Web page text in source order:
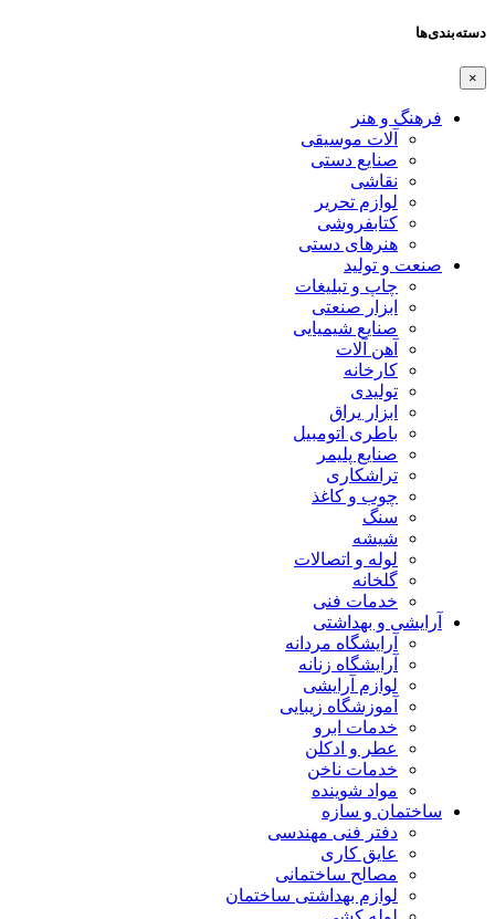
دسته‌بندی‌ها
×
فرهنگ و هنر
آلات موسیقی
صنایع دستی
نقاشی
لوازم تحریر
کتابفروشی
هنرهای دستی
صنعت و تولید
چاپ و تبلیغات
ابزار صنعتی
صنایع شیمیایی
آهن آلات
کارخانه
تولیدی
ابزار یراق
باطری اتومبیل
صنایع پلیمر
تراشکاری
چوب و کاغذ
سنگ
شیشه
لوله و اتصالات
گلخانه
خدمات فنی
آرایشی و بهداشتی
آرایشگاه مردانه
آرایشگاه زنانه
لوازم آرایشی
آموزشگاه زیبایی
خدمات ابرو
عطر و ادکلن
خدمات ناخن
مواد شوینده
ساختمان و سازه
دفتر فنی مهندسی
عایق کاری
مصالح ساختمانی
لوازم بهداشتی ساختمان